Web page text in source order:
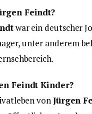
Feindt?
war ein deutscher
unter anderem
Feindt Kinder?
vonJürgen